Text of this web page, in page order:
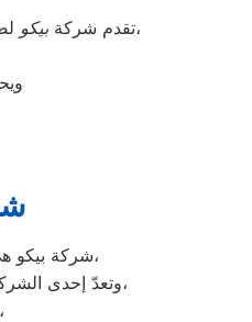
تقدم شركة بيكو
على جميع الأجهزة المنزلية،
شركة بيكو هي شركة توجد في دولة كوريا الجنوبيّة، وتحديداً في مدينة سيؤول،
وتعدّ إحدى الشركات متعددة الجنسيات، وتضم الشركة العديد من الشركات التابعة لها،
إذ تتّحد هذه الشركات تحت العلامة التجاريّة لـ بيكو ،